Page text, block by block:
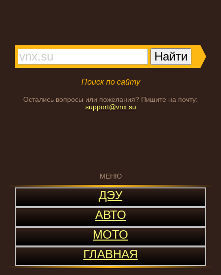
Поиск по сайту
Остались вопросы или пожелания? Пишите на почту:
support@vnx.su
МЕНЮ
ДЭУ
АВТО
МОТО
ГЛАВНАЯ